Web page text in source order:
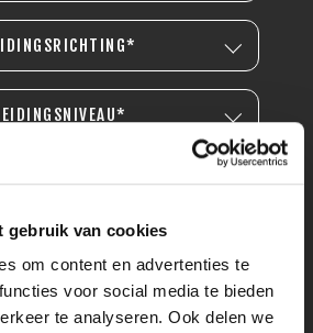
gebruik van cookies
om content en advertenties te
voor social media te bieden
te analyseren. Ook delen we